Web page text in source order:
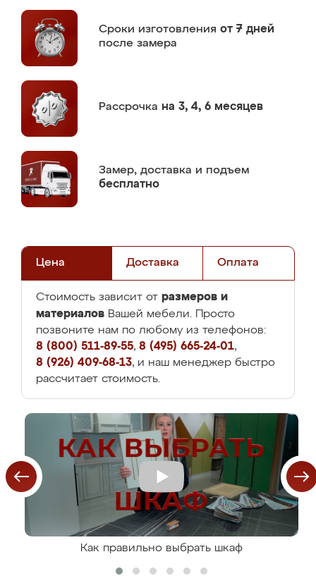
Сроки изготовления от 7 дней
после замера
Рассрочка на 3, 4, 6 месяцев
Замер, доставка и подъем
бесплатно
Цена Доставка Оплата
Стоимость зависит от размеров и
материалов Вашей мебели. Просто
позвоните нам по любому из телефонов:
8 (800) 511-89-55, 8 (495) 665-24-01,
8 (926) 409-68-13, и наш менеджер быстро
рассчитает стоимость.
Как правильно выбрать шкаф